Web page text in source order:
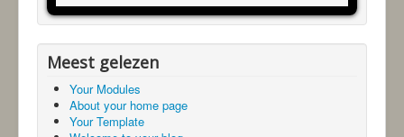
Meest gelezen
Your Modules
About your home page
Your Template